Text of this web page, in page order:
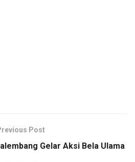
Post
Gelar Aksi Bela Ulama